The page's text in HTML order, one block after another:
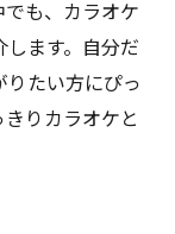
も、カラオケ
します。自分だ
りたい方にぴっ
りカラオケと